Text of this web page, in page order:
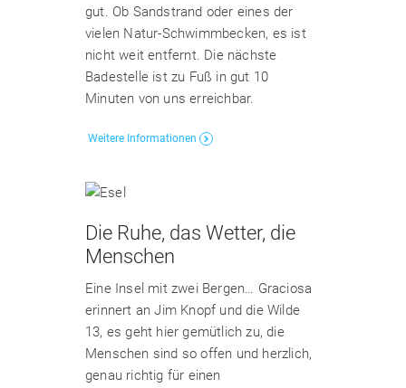
gut. Ob Sandstrand oder eines der
vielen Natur-Schwimmbecken, es ist
nicht weit entfernt. Die nächste
Badestelle ist zu Fuß in gut 10
Minuten von uns erreichbar.
Weitere Informationen
Die Ruhe, das Wetter, die
Menschen
Eine Insel mit zwei Bergen… Graciosa
erinnert an Jim Knopf und die Wilde
13, es geht hier gemütlich zu, die
Menschen sind so offen und herzlich,
genau richtig für einen